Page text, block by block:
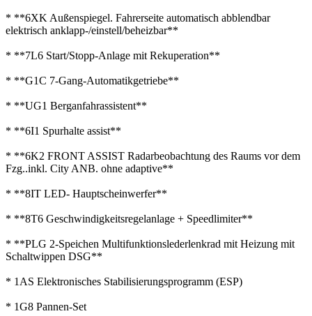
* **6XK Außenspiegel. Fahrerseite automatisch abblendbar
elektrisch anklapp-/einstell/beheizbar**
* **7L6 Start/Stopp-Anlage mit Rekuperation**
* **G1C 7-Gang-Automatikgetriebe**
* **UG1 Berganfahrassistent**
* **6I1 Spurhalte assist**
* **6K2 FRONT ASSIST Radarbeobachtung des Raums vor dem
Fzg..inkl. City ANB. ohne adaptive**
* **8IT LED- Hauptscheinwerfer**
* **8T6 Geschwindigkeitsregelanlage + Speedlimiter**
* **PLG 2-Speichen Multifunktionslederlenkrad mit Heizung mit
Schaltwippen DSG**
* 1AS Elektronisches Stabilisierungsprogramm (ESP)
* 1G8 Pannen-Set